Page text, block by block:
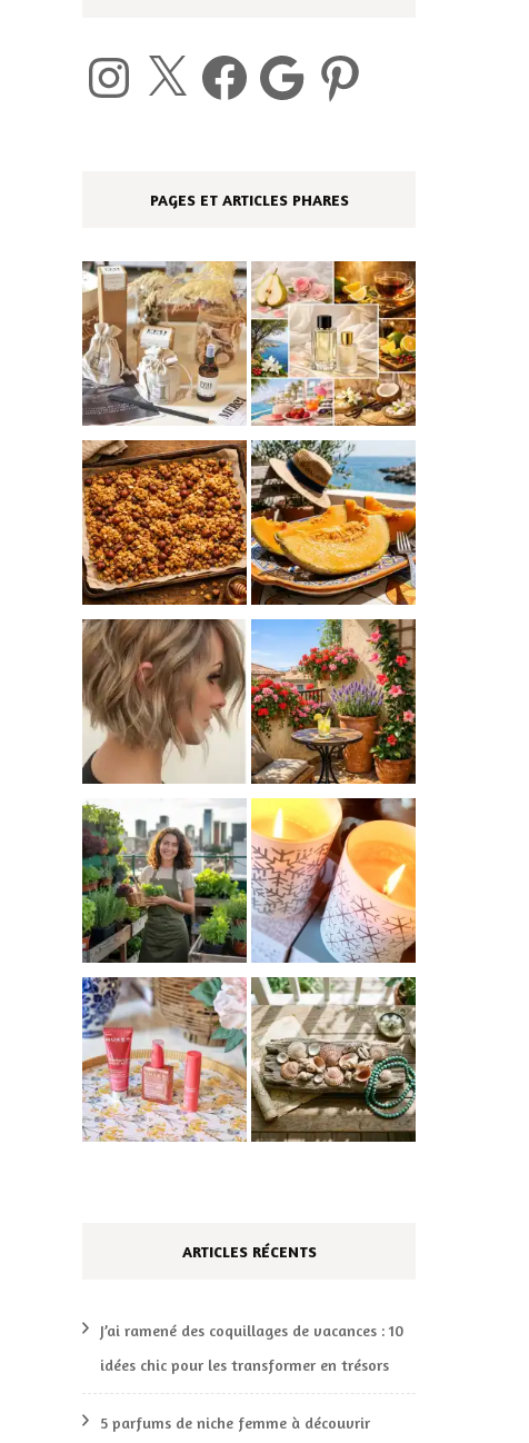
Instagram Facebook Google Pinterest
PAGES ET ARTICLES PHARES
ARTICLES RÉCENTS
J’ai ramené des coquillages de vacances : 10
idées chic pour les transformer en trésors
5 parfums de niche femme à découvrir